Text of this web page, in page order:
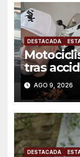
DESTACADA
tras
Veracruz
AGO 9, 2026
DESTACADA